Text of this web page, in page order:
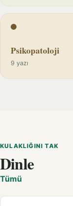
Psikopatoloji
9 yazı
KULAKLIĞINI TAK
Dinle
Tümü